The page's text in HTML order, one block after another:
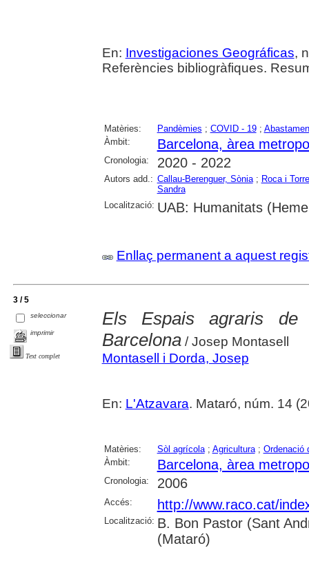
En: Investigaciones Geográficas,
Referències bibliogràfiques.
Matèries: Pandèmies ; COVID - 19;
Àmbit:
Barcelona, àrea
Cronologia: 2020 - 2022
Autors add.: Callau-Berenguer, Sònia; Roca i
Sandra
Localització: UAB: Humanitats
Enllaç permanent a aquest
3 / 5
seleccionar
imprimir
Text complet
Els Espais agraris de
Barcelona/ Josep Montasell
Montasell i Dorda, Josep
En: L'Atzavara. Mataró, núm. 14
Matèries: Sòl agrícola; Agricultura; Ordenació
Àmbit:
Barcelona, àrea
Cronologia: 2006
Accés: http://www.raco.cat/
Localització: B. Bon Pastor (Sant
(Mataró)